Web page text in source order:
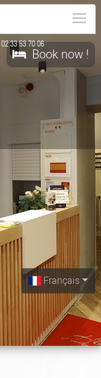
Book now !
02 33 53 70 06
Français